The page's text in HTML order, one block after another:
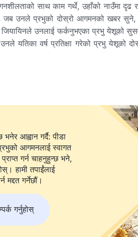
साथ काम गर्थे, उहाँको नाउँमा
जब उनले प्रभुको दोस्रो आगमनको खबर
जियायिनले उनलाई फर्कनुभएका प्रभु येशूको
यतिका वर्ष प्रतिक्षा गरेको प्रभु येशूको
आह्वान गर्दै: पीडा
आगमनलाई स्वागत
गर्न चाहनुहुन्छ भने,
मद्दत गर्नेछौं।
गर्नुहोस्